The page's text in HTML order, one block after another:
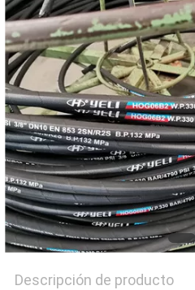
MAPA
DEL
SITIO
PRIVACY
POLICY
Descripción de producto